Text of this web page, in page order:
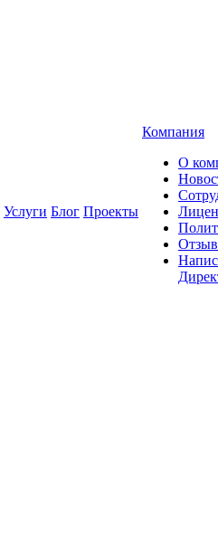
Услуги Блог Проекты
Компания
О